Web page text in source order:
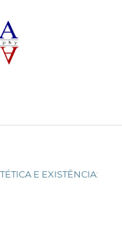
E EXISTÊNCIA: